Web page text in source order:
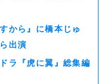
から』に橋本じゅ
出演
ラ『虎に翼』総集編